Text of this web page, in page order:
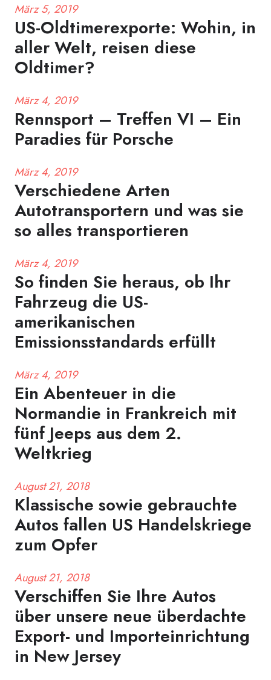
März 5, 2019
US-Oldtimerexporte: Wohin, in
aller Welt, reisen diese
Oldtimer?
März 4, 2019
Rennsport – Treffen VI – Ein
Paradies für Porsche
März 4, 2019
Verschiedene Arten
Autotransportern und was sie
so alles transportieren
März 4, 2019
So finden Sie heraus, ob Ihr
Fahrzeug die US-
amerikanischen
Emissionsstandards erfüllt
März 4, 2019
Ein Abenteuer in die
Normandie in Frankreich mit
fünf Jeeps aus dem 2.
Weltkrieg
August 21, 2018
Klassische sowie gebrauchte
Autos fallen US Handelskriege
zum Opfer
August 21, 2018
Verschiffen Sie Ihre Autos
über unsere neue überdachte
Export- und Importeinrichtung
in New Jersey